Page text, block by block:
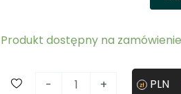
Produkt dostępny na zamówienie
- + PLN